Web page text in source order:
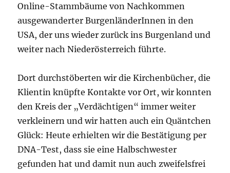
Online-Stammbäume von Nachkommen
ausgewanderter BurgenländerInnen in den
USA, der uns wieder zurück ins Burgenland und
weiter nach Niederösterreich führte.
Dortdurchstöberten wir die Kirchenbücher, die
Klientin knüpfte Kontakte vor Ort, wir konnten
den Kreis der „Verdächtigen“ immer weiter
verkleinern und wir hatten auch ein Quäntchen
Glück: Heute erhielten wir die Bestätigung per
DNA-Test, dass sie eine Halbschwester
gefunden hat und damit nun auch zweifelsfrei